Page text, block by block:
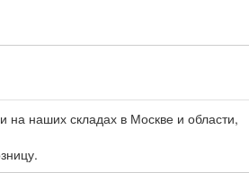
на наших складах в Москве и области,